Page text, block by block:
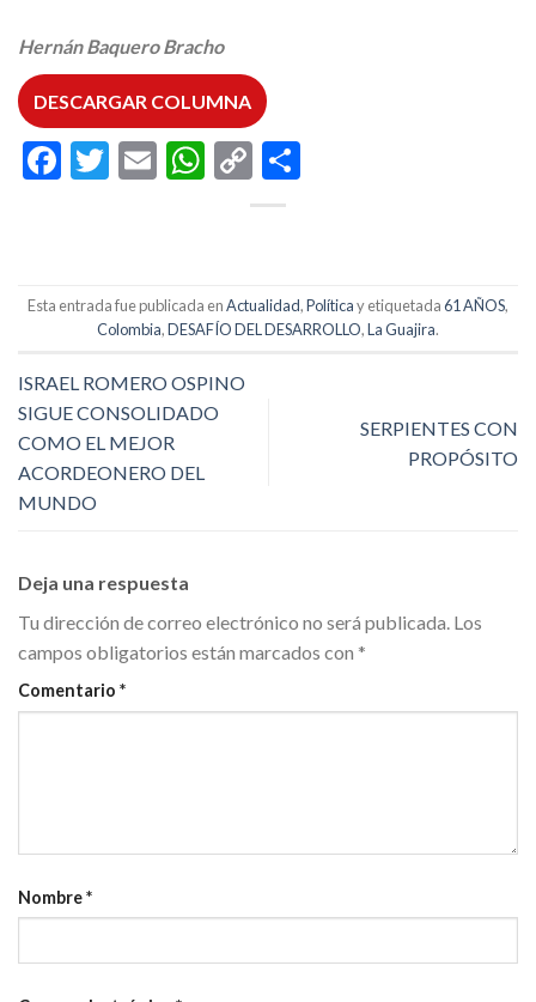
Hernán Baquero Bracho
DESCARGAR COLUMNA
Facebook
Twitter
EmailWhatsApp
Copy
Link
Esta entrada fue publicada enActualidad,Políticay etiquetada61 AÑOS,
Colombia,DESAFÍO DEL DESARROLLO,La Guajira.
ISRAEL ROMERO OSPINO
SIGUE CONSOLIDADO
COMO EL MEJOR
ACORDEONERO DEL
MUNDO
SERPIENTES CON
PROPÓSITO
Deja una respuesta
Tu dirección de correo electrónico no será publicada. Los
campos obligatorios están marcados con *
Comentario *
Nombre*